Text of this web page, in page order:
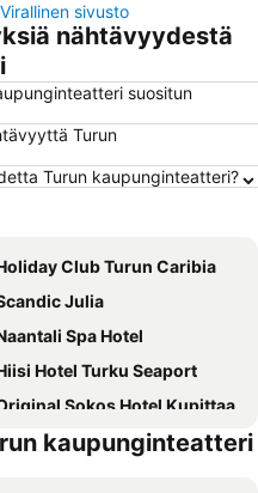
Virallinen sivusto
nähtävyydestä
suositun
Turun
Turun kaupunginteatteri?
Club Turun Caribia
Julia
Spa Hotel
Hotel Turku Seaport
Sokos Hotel Kupittaa
Hotel Turku Humalistonkatu
kaupunginteatteri